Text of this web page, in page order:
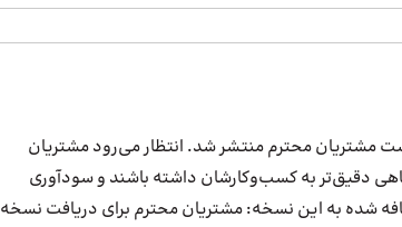
مشتریان محترم منتشر شد. انتظار می‌رود مشتریان
دقیق‌تر به کسب‌وکارشان داشته باشند و سودآوری
شده به این نسخه: مشتریان محترم برای دریافت نسخه